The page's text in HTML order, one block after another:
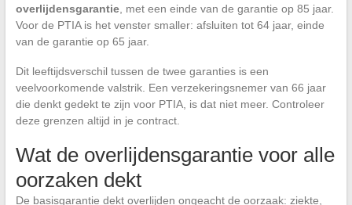
overlijdensgarantie, met een einde van de garantie op 85 jaar.
Voor de PTIA is het venster smaller: afsluiten tot 64 jaar, einde
van de garantie op 65 jaar.
Dit leeftijdsverschil tussen de twee garanties is een
veelvoorkomende valstrik. Een verzekeringsnemer van 66 jaar
die denkt gedekt te zijn voor PTIA, is dat niet meer. Controleer
deze grenzen altijd in je contract.
Wat de overlijdensgarantie voor alle
oorzaken dekt
De basisgarantie dekt overlijden ongeacht de oorzaak: ziekte,